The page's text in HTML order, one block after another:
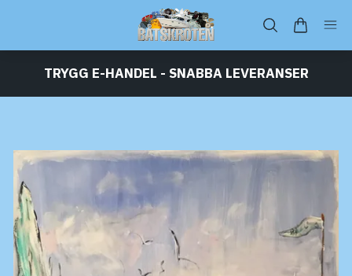
TRYGG E-HANDEL - SNABBA LEVERANSER